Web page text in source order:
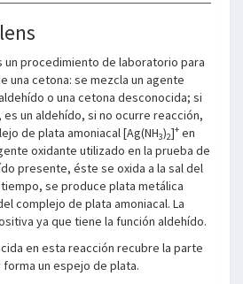
un procedimiento de laboratorio para
una cetona: se mezcla un agente
o una cetona desconocida; si
un aldehído, si no ocurre reacción,
de plata amoniacal [Ag(NH3)2]+ en
oxidante utilizado en la prueba de
presente, éste se oxida a la sal del
tiempo, se produce plata metálica
complejo de plata amoniacal. La
ya que tiene la función aldehído.
en esta reacción recubre la parte
un espejo de plata.